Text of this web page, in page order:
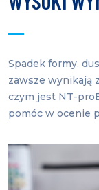
Spadek formy,
zawsze wynikają
czym jest NT-
pomóc w ocenie